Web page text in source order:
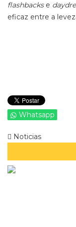
flashbackse
eficaz entre a
Whatsapp
Noticias